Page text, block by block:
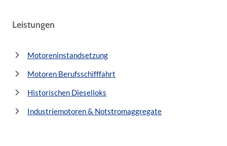
Leistungen
Motoreninstandsetzung
Motoren Berufsschifffahrt
Historischen Dieselloks
Industriemotoren & Notstromaggregate